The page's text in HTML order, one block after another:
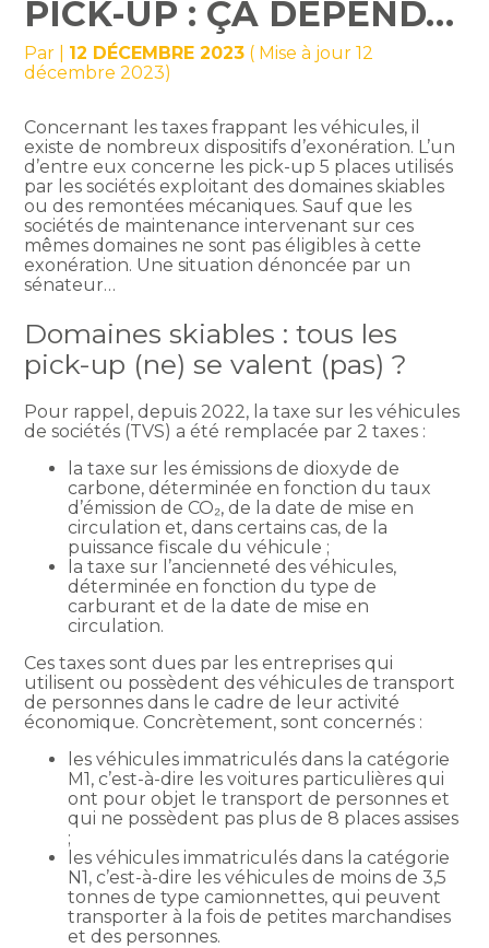
PICK-UP : ÇA DÉPEND…
Par 12 DÉCEMBRE 2023 ( Mise à jour 12
décembre 2023)
Concernant les taxes frappant les véhicules, il
existe de nombreux dispositifs d’exonération. L’un
d’entre eux concerne les pick-up 5 places utilisés
par les sociétés exploitant des domaines skiables
ou des remontées mécaniques. Sauf que les
sociétés de maintenance intervenant sur ces
mêmes domaines ne sont pas éligibles à cette
exonération. Une situation dénoncée par un
sénateur…
Domaines skiables : tous les
pick-up (ne) se valent (pas) ?
Pour rappel, depuis 2022, la taxe sur les véhicules
de sociétés (TVS) a été remplacée par 2 taxes :
la taxe sur les émissions de dioxyde de
carbone, déterminée en fonction du taux
d’émission de CO₂, de la date de mise en
circulation et, dans certains cas, de la
puissance fiscale du véhicule ;
la taxe sur l’ancienneté des véhicules,
déterminée en fonction du type de
carburant et de la date de mise en
circulation.
Ces taxes sont dues par les entreprises qui
utilisent ou possèdent des véhicules de transport
de personnes dans le cadre de leur activité
économique. Concrètement, sont concernés :
les véhicules immatriculés dans la catégorie
M1, c’est-à-dire les voitures particulières qui
ont pour objet le transport de personnes et
qui ne possèdent pas plus de 8 places assises
;
les véhicules immatriculés dans la catégorie
N1, c’est-à-dire les véhicules de moins de 3,5
tonnes de type camionnettes, qui peuvent
transporter à la fois de petites marchandises
et des personnes.